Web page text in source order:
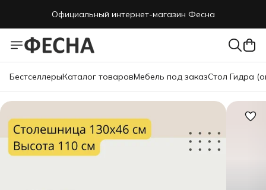
Официальный интернет-магазин Фесна
БестселлерыКаталог товаровМебель под заказСтол Гидра